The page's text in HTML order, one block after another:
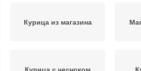
Курица из магазина
Курица с чесноком